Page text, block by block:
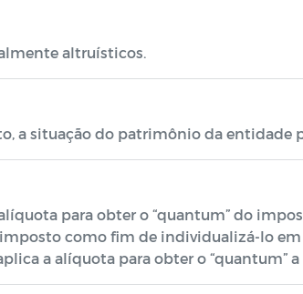
altruísticos.
a situação do patrimônio da entidade
para obter o “quantum” do
como fim de individualizá-lo
a alíquota para obter o “quantum” a